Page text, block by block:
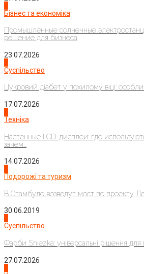
Бізнес та економіка
Промышленные солнечные
решение для бизнеса
23.07.2026
Суспільство
Цукровий діабет у похилому віці:
17.07.2026
Техніка
Настенные LCD-дисплеи: где
зачем...
14.07.2026
Подорожі та туризм
В Стамбуле возведут мост по проекту
30.06.2019
Суспільство
Фарби Sniezka: універсальні рішення для
27.07.2026